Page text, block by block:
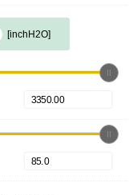
[inchH2O]